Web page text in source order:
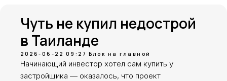
Экспресс-аудит объекта
недвижимости
Бесплатный экспресс-аудит объекта
недвижимости в Таиланде перед покупкой
Чуть не купил недострой
в Таиланде
2026-06-22 09:27 Блок на главной
Начинающий инвестор хотел сам купить у
застройщика — оказалось, что проект